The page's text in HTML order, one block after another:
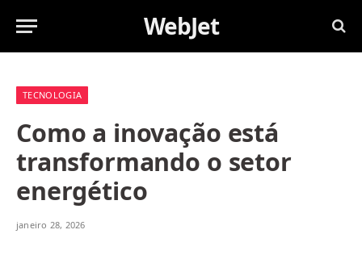
WebJet
TECNOLOGIA
Como a inovação está
transformando o setor
energético
janeiro 28, 2026